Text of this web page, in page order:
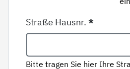
Straße Hausnr.*
Bitte tragen Sie hier Ihre